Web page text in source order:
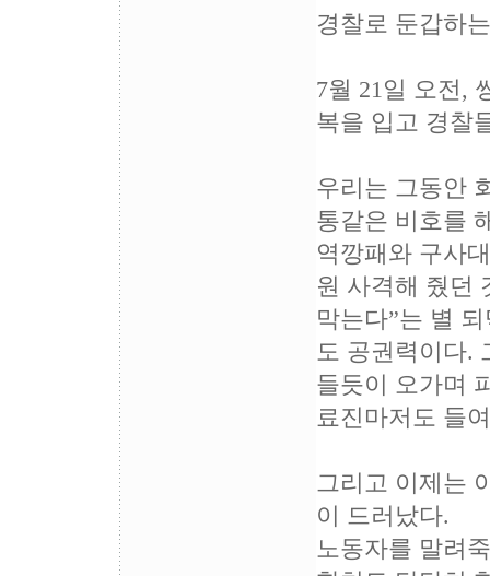
경찰로 둔갑하
7월 21일 오전,
복을 입고 경찰
우리는 그동안
통같은 비호를
역깡패와 구사
원 사격해 줬던
막는다”는 별
도 공권력이다.
들듯이 오가며
료진마저도 들
그리고 이제는
이 드러났다.
노동자를 말려